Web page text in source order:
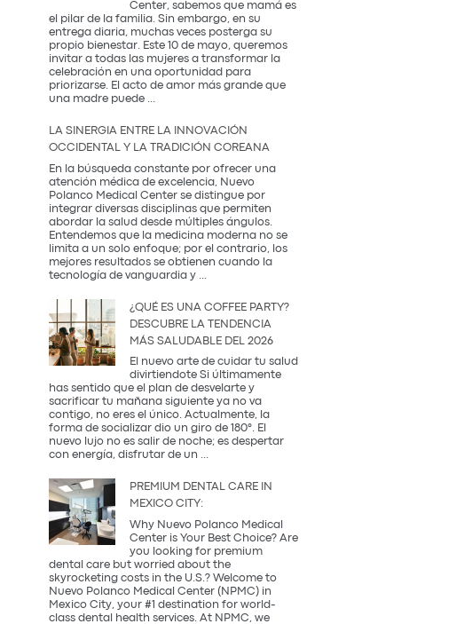
Center, sabemos que mamá es
el pilar de la familia. Sin embargo, en su
entrega diaria, muchas veces posterga su
propio bienestar. Este 10 de mayo, queremos
invitar a todas las mujeres a transformar la
celebración en una oportunidad para
priorizarse. El acto de amor más grande que
una madre puede ...
que
Realmente
Necesita:
Salud
y
Prevención
LA SINERGIA ENTRE LA INNOVACIÓN
OCCIDENTAL Y LA TRADICIÓN COREANA
En la búsqueda constante por ofrecer una
atención médica de excelencia, Nuevo
Polanco Medical Center se distingue por
integrar diversas disciplinas que permiten
abordar la salud desde múltiples ángulos.
Entendemos que la medicina moderna no se
limita a un solo enfoque; por el contrario, los
mejores resultados se obtienen cuando la
tecnología de vanguardia y
entre
Innovación
Occidental
la
Tradición
Coreana
¿QUÉ ES UNA COFFEE PARTY?
DESCUBRE LA TENDENCIA
MÁS SALUDABLE DEL 2026
El nuevo arte de cuidar tu salud
divirtiendote Si últimamente
has sentido que el plan de desvelarte y
sacrificar tu mañana siguiente ya no va
contigo, no eres el único. Actualmente, la
forma de socializar dio un giro de 180°. El
nuevo lujo no es salir de noche; es despertar
con energía, disfrutar de un ...
una
Descubre
la
tendencia
más
saludable
del
2026
PREMIUM DENTAL CARE IN
MEXICO CITY:
Why Nuevo Polanco Medical
Center is Your Best Choice? Are
you looking for premium
dental care but worried about the
skyrocketing costs in the U.S.? Welcome to
Nuevo Polanco Medical Center (NPMC) in
Mexico City, your #1 destination for world-
class dental health services. At NPMC, we